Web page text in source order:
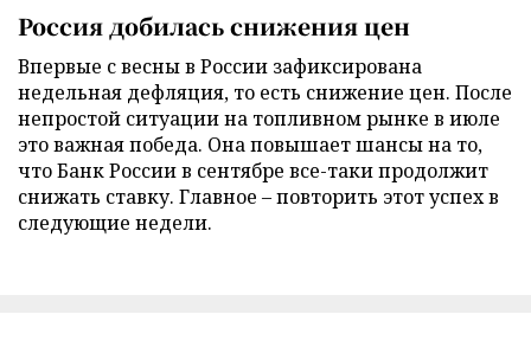
Россия добилась снижения цен
Впервые с весны в России зафиксирована
недельная дефляция, то есть снижение цен. После
непростой ситуации на топливном рынке в июле
это важная победа. Она повышает шансы на то,
что Банк России в сентябре все-таки продолжит
снижать ставку. Главное – повторить этот успех в
следующие недели.